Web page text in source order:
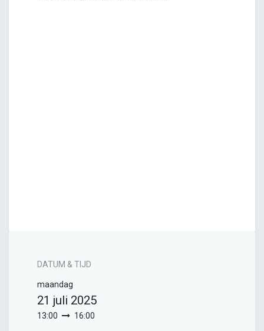
DATUM & TIJD
maandag
21 juli 2025
13:00 16:00